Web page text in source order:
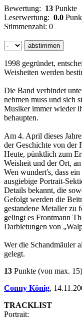
Bewertung: 13 Punkte
Leserwertung: 0.0
Stimmenzahl: 0
1998 gegründet,
Weisheiten werden
Die Band verbindet
nehmen muss und sich
Musiker immer wieder
behaupten.
Am 4. April dieses
der Geschichte von der
Heute, pünktlich zum
Weisheit und der Ort,
Wen wundert's, dass
ausgiebige Portrait-
Details bekannt, die
Gefolgt werden die
gestandene Metaller zu
gelingt es Frontmann
Darbietungen von
Wer die Schandmäuler
gelegt.
13 Punkte (von max. 15)
Conny König,
TRACKLIST
Portrait: